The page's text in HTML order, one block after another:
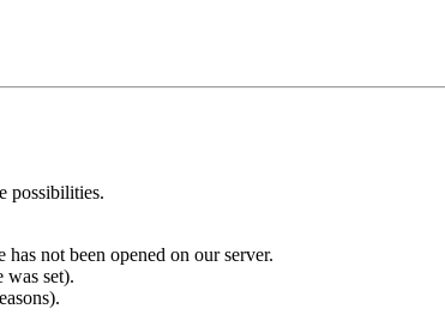
possibilities.
not been opened on our server.
was set).